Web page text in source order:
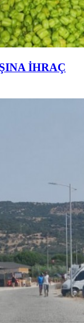
İHRAÇ